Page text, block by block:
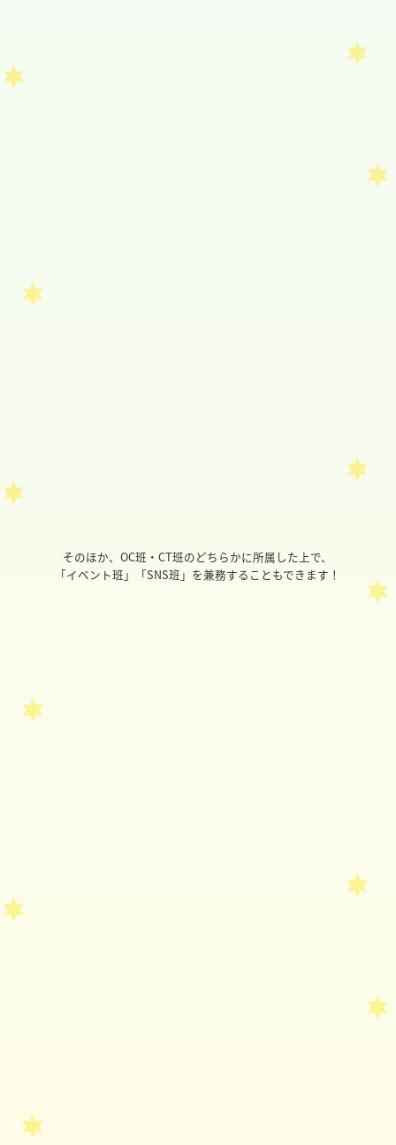
そのほか、OC班・CT班のどちらかに所属した上で、
「イベント班」「SNS班」を兼務することもできます！